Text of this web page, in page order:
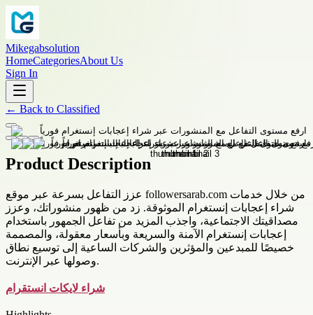
Mikegabsolution
HomeCategoriesAbout Us
Sign In
← Back to Classified
Product Description
عزز التفاعل بسرعة عبر موقع followersarab.com من خلال خدمات
شراء إعجابات إنستغرام الموثوقة. زد من ظهور منشوراتك، وعزز
مصداقيتك الاجتماعية، واجذب المزيد من تفاعل الجمهور باستخدام
إعجابات إنستغرام الآمنة والسريعة وبأسعار معقولة، والمصممة
خصيصًا للمبدعين والمؤثرين والشركات الساعية إلى توسيع نطاق
وصولها عبر الإنترنت.
شراء لايكات انستقرام